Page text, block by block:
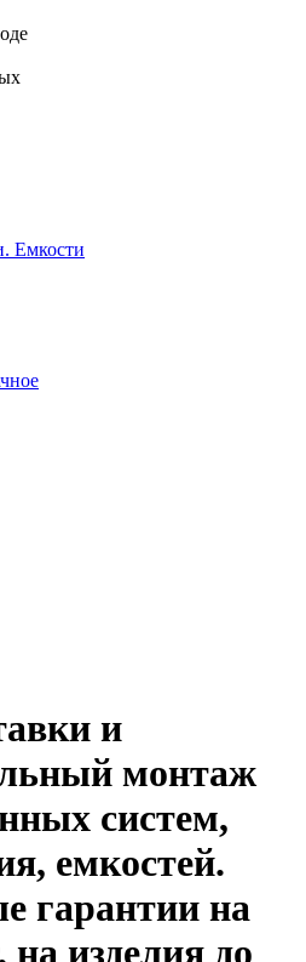
Емкости
и
монтаж
систем,
емкостей.
гарантии на
изделия до